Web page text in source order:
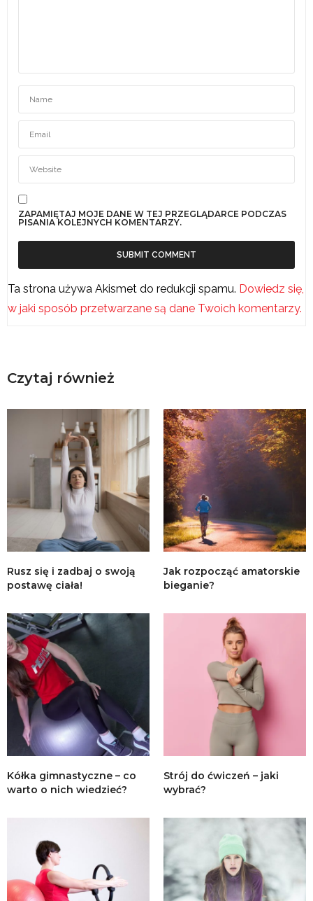
ZAPAMIĘTAJ MOJE DANE W TEJ PRZEGLĄDARCE PODCZAS
PISANIA KOLEJNYCH KOMENTARZY.
Ta strona używa Akismet do redukcji spamu. Dowiedz się,
w jaki sposób przetwarzane są dane Twoich komentarzy.
Czytaj również
Rusz się i zadbaj o swoją
postawę ciała!
Jak rozpocząć amatorskie
bieganie?
Kółka gimnastyczne – co
warto o nich wiedzieć?
Strój do ćwiczeń – jaki
wybrać?